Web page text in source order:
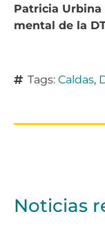
Patricia Urbina
mental de la
Tags: Caldas,
Noticias